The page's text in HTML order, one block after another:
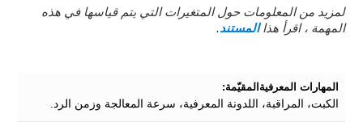
لمزيد من المعلومات حول المتغيرات التي يتم قياسها في هذه
المهمة ، اقرأ هذاالمستند.
المهارات المعرفيةالمقيّمة:
الكبت، المراقبة، اللدونة المعرفية، سرعة المعالجة وزمن الرد.